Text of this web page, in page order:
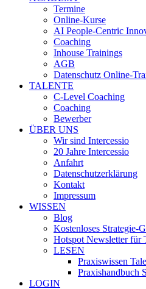
Termine
Online-Kurse
AI People-Centric
Coaching
Inhouse Trainings
AGB
Datenschutz Online-
TALENTE
C-Level Coaching
Coaching
Bewerber
ÜBER UNS
Wir sind Intercessio
20 Jahre Intercessio
Anfahrt
Datenschutzerklärung
Kontakt
Impressum
WISSEN
Blog
Kostenloses Strategie-
Hotspot Newsletter für
LESEN
Praxiswissen
Praxishandbuch
LOGIN